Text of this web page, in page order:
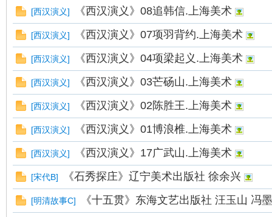
[西汉演义] 《西汉演义》08追韩信.上海美术
[西汉演义] 《西汉演义》07项羽背约.上海美术
[西汉演义] 《西汉演义》04项梁起义.上海美术
[西汉演义] 《西汉演义》03芒砀山.上海美术
[西汉演义] 《西汉演义》02陈胜王.上海美术
[西汉演义] 《西汉演义》01博浪椎.上海美术
[西汉演义] 《西汉演义》17广武山.上海美术
[宋代B] 《石秀探庄》辽宁美术出版社 徐余兴
[明清故事C] 《十五贯》东海文艺出版社 汪玉山 冯